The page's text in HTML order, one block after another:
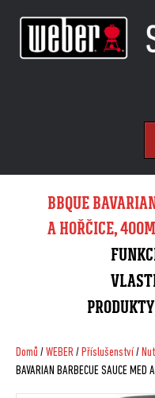
BBQUE
A HOŘČICE,
PRODUKTY
Domů /WEBER/ Příslušenství/
BAVARIAN BARBECUE SAUCE MED